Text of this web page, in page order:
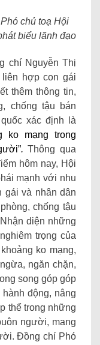
chủ toạ Hội
biểu lãnh đạo
chí Nguyễn Thị
hợp con gái
thêm thông tin,
chống tậu bán
xác định là
ko mạng trong
. Thông qua
hôm nay, Hội
mạnh với nhu
gái và nhân dân
chống tậu
diện những
trọng của
ko mạng,
ngăn chặn,
song góp góp
động, nâng
thể trong những
người, mang
Đồng chí Phó